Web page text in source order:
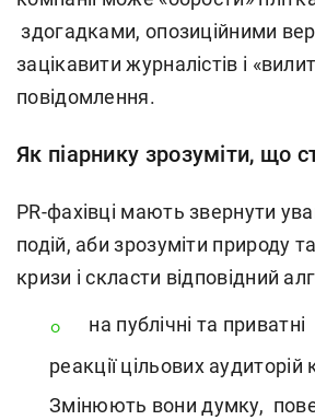
здогадками, опозиційними
зацікавити журналістів і
повідомлення.
Як піарнику зрозуміти, що
PR-фахівці мають звернути
подій, аби зрозуміти природу
кризи і скласти відповідний
на публічні та приватні
реакції цільових аудиторій
Змінюють вони думку,